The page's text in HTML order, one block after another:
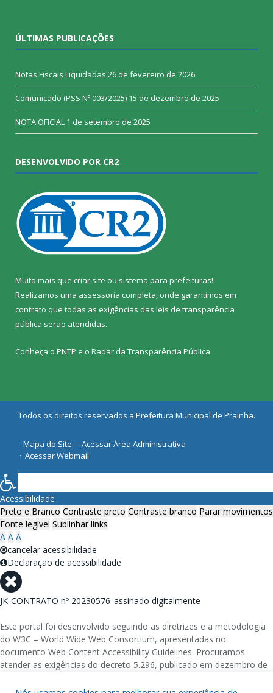
ÚLTIMAS PUBLICAÇÕES
Notas Fiscais Liquidadas 26 de fevereiro de 2026
Comunicado (PSS Nº 003/2025) 15 de dezembro de 2025
NOTA OFICIAL 1 de setembro de 2025
DESENVOLVIDO POR CR2
Muito mais que criar site ou sistema para prefeituras!
Realizamos uma assessoria completa, onde garantimos em
contrato que todas as exigências das leis de transparência
pública serão atendidas.
Conheça o PNTP e o Radar da Transparência Pública
Todos os direitos reservados a Prefeitura Municipal de Prainha.
Mapa do Site
Acessar Área Administrativa
Acessar Webmail
Acessibilidade
Preto e Branco Contraste preto Contraste branco Parar movimentos
Fonte legível Sublinhar links
A A A
cancelar acessibilidade
Declaração de acessibilidade
JK-CONTRATO nº 20230576_assinado digitalmente
Este portal foi desenvolvido seguindo as diretrizes e a metodologia
do W3C – World Wide Web Consortium, apresentadas no
documento Web Content Accessibility Guidelines. Procuramos
atender as exigências do decreto 5.296, publicado em dezembro de
eletrônicos da administração pública na rede mundial de